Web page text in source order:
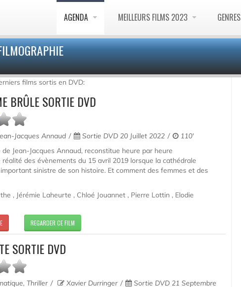
AGENDA MEILLEURS FILMS 2023 GENRES
films sortis en DVD:
BRÛLE SORTIE DVD
Jacques Annaud Sortie DVD 20 Juillet 2022
110'
Jean-Jacques Annaud, reconstitue heure par heure
réalité des évènements du 15 avril 2019 lorsque la cathédrale
sinistre de son histoire. Et comment des femmes et des
, Jérémie Laheurte , Chloé Jouannet , Pierre Lottin , Elodie
REGARDER CE FILM
SORTIE DVD
Thriller Xavier Durringer
Sortie DVD 21 Septembre